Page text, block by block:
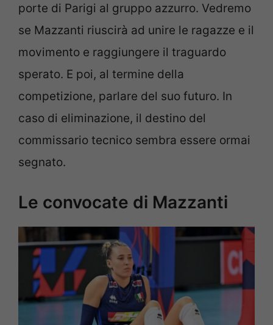
porte di Parigi al gruppo azzurro. Vedremo
se Mazzanti riuscirà ad unire le ragazze e il
movimento e raggiungere il traguardo
sperato. E poi, al termine della
competizione, parlare del suo futuro. In
caso di eliminazione, il destino del
commissario tecnico sembra essere ormai
segnato.
Le convocate di Mazzanti